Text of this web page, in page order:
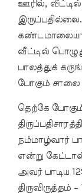
ஊரில், வீட்டில்
கண்டமாலையாக
வீட்டில்
பாலத்துக்
போகும் சாலை
தெற்கே போகும்
நம்மாழ்வார்
என்று கேட்டால்
அவர் பாடிய
திருவிருத்தம் –